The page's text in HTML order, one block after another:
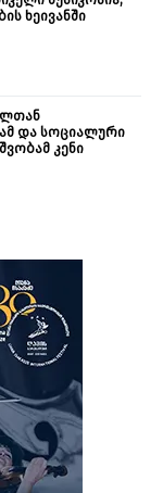
ხეივანში
და სოციალური
კენი